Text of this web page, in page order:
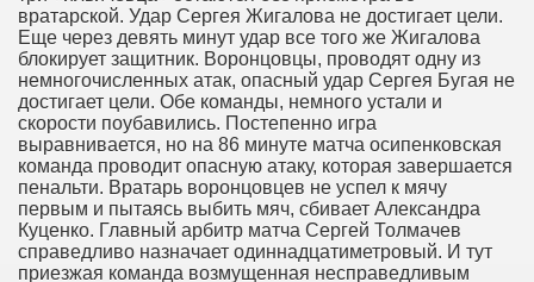
вратарской. Удар Сергея Жигалова не достигает цели.
Еще через девять минут удар все того же Жигалова
блокирует защитник. Воронцовцы, проводят одну из
немногочисленных атак, опасный удар Сергея Бугая не
достигает цели. Обе команды, немного устали и
скорости поубавились. Постепенно игра
выравнивается, но на 86 минуте матча осипенковская
команда проводит опасную атаку, которая завершается
пенальти. Вратарь воронцовцев не успел к мячу
первым и пытаясь выбить мяч, сбивает Александра
Куценко. Главный арбитр матча Сергей Толмачев
справедливо назначает одиннадцатиметровый. И тут
приезжая команда возмущенная несправедливым